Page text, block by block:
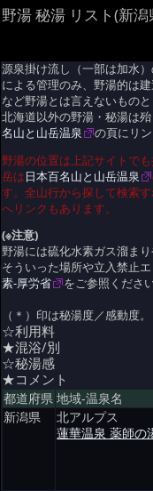
野湯 秘湯 リスト(新
源泉掛け流し（一部は加水
による管理のみ、野湯的は
など野湯とは言えないものと
北海道以外の野湯・秘湯は
名山と山岳温泉
の頁にリン
野湯の位置は上記サイトで
岳は日本百名山と山岳温泉
す。全山行から探して検索
へリンクもあります。
(※注意)
野湯には硫化水素ガス溜ま
そういった場所や立入禁止
素-厚労省
をご参照ください
（＊）印は秘湯度／感動度
☆利用料
★混浴/別
☆秘湯感
★コメント
都道府県 地域-温泉名
新潟県
北アルプス
蓮華温泉 薬師の